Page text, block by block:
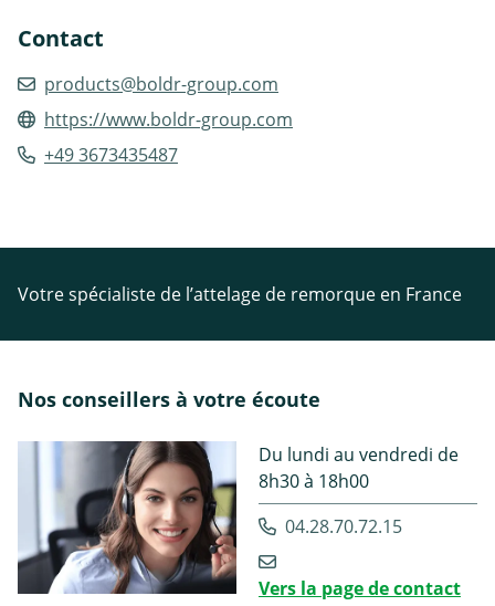
Contact
products@boldr-group.com
https://www.boldr-group.com
+49 3673435487
Votre spécialiste de l’attelage de remorque en France
Nos conseillers à votre écoute
Du lundi au vendredi de
8h30 à 18h00
04.28.70.72.15
Vers la page de contact